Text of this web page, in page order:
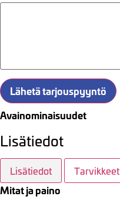
Lähetä tarjouspyyntö
Avainominaisuudet
Lisätiedot
Lisätiedot Tarvikkeet
Mitat ja paino